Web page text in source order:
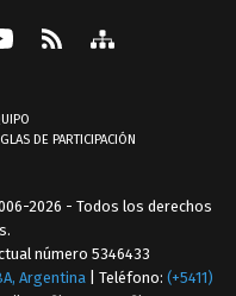
DE PARTICIPACIÓN
2026 - Todos los derechos
número 5346433
Argentina | Teléfono: (+5411)